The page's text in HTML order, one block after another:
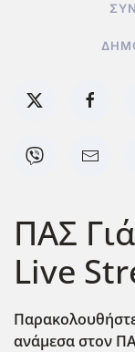
ΠΑΣ
Live
ανάμεσα στον